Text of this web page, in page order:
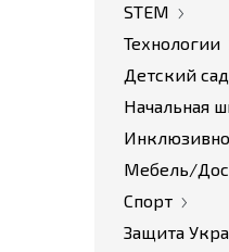
STEM
Технологии
Детский сад
Начальная
Мебель/
Спорт
Защита